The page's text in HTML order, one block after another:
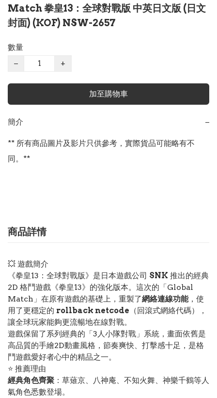
Match 拳皇13：全球對戰版 中英日文版 (日文
封面) (KOF) NSW-2657
數量
−
+
加至購物車
簡介 −
** 所有商品圖片及影片只供參考，實際貨品可能略有不
同。**
商品詳情
💥 遊戲簡介
《拳皇13：全球對戰版》是日本遊戲公司 SNK 推出的經典
2D 格鬥遊戲《拳皇13》的強化版本。這次的「Global
Match」在原有遊戲的基礎上，重製了網絡連線功能，使
用了更穩定的 rollback netcode （回滾式網絡代碼），
讓全球玩家能夠更流暢地在線對戰。
遊戲保留了系列經典的「3人小隊對戰」系統，畫面依舊是
高品質的手繪2D動畫風格，節奏爽快、打擊感十足，是格
鬥遊戲愛好者心中的精品之一。
⭐ 推薦理由
經典角色齊聚 ：草薙京、八神庵、不知火舞、神樂千鶴等人
氣角色悉數登場。